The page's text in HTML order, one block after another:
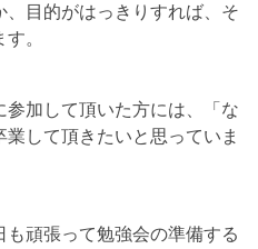
目的がはっきりすれば、そ
。
加して頂いた方には、「な
して頂きたいと思っていま
頑張って勉強会の準備する